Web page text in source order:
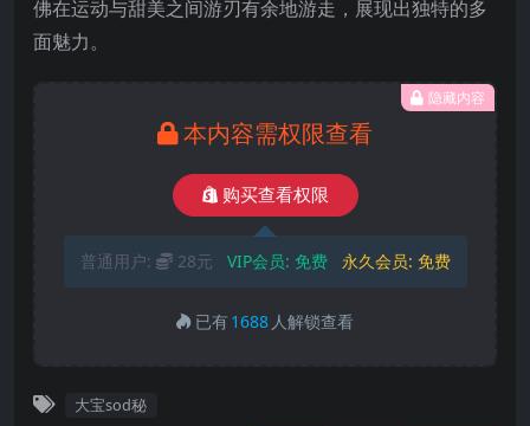
佛在运动与甜美之间游刃有余地游走，展现出独特的多
面魅力。
隐藏内容
本内容需权限查看
购买查看权限
普通用户: 28元 VIP会员: 免费 永久会员: 免费
已有1688 人解锁查看
大宝sod秘